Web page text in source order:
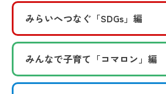
みらいへつなぐ 「SDGs」編
みんなで子育て 「コマロン」編